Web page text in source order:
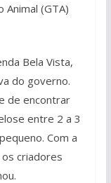
Animal (GTA)
Bela Vista,
do governo.
de encontrar
entre 2 a 3
Com a
criadores